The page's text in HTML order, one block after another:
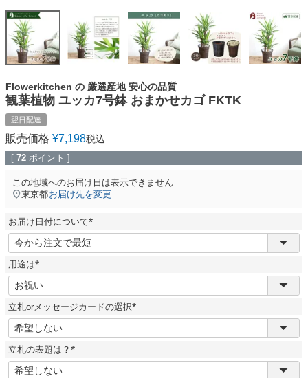
Flowerkitchen の 厳選産地 安心の品質
観葉植物 ユッカ7号鉢 おまかせカゴ FKTK
翌日配達
販売価格 ¥7,198税込
[ 72 ポイント ]
この地域へのお届け日は表示できません
東京都お届け先を変更
お届け日付について
(
必
須
用途は
(
必
須
)
立札orメッセージカードの選択
(
須
立札の表題は？
(